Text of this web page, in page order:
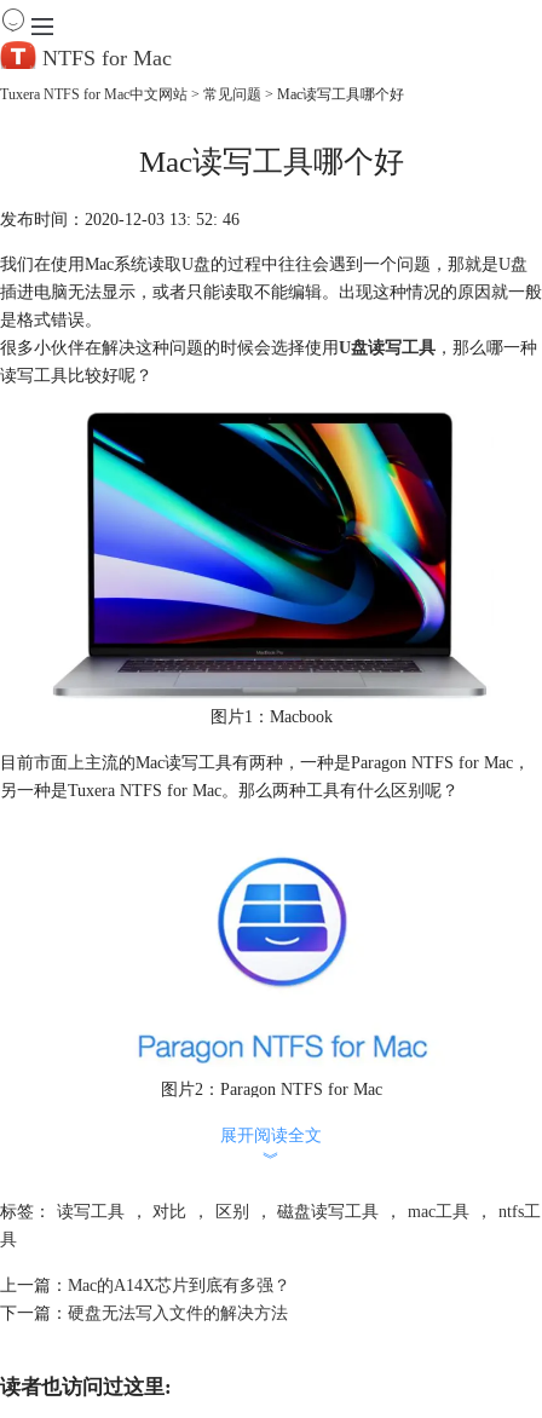
NTFS for Mac
服务中心
购买
Tuxera NTFS for Mac中文网站 > 常见问题 > Mac读写工具哪个好
Mac读写工具哪个好
发布时间：2020-12-03 13: 52: 46
我们在使用Mac系统读取U盘的过程中往往会遇到一个问题，那就是U盘
插进电脑无法显示，或者只能读取不能编辑。出现这种情况的原因就一般
是格式错误。
很多小伙伴在解决这种问题的时候会选择使用U盘读写工具 ，那么哪一种
读写工具比较好呢？
图片1：Macbook
目前市面上主流的Mac读写工具有两种，一种是Paragon NTFS for Mac，
另一种是Tuxera NTFS for Mac。那么两种工具有什么区别呢？
图片2：Paragon NTFS for Mac
首先是Paragon NTFS for Mac软件，它是一款能够在Mac上完全读写NTFS
格式硬盘的软件。当然，作为一款读写软件，它的亮点便是便捷的操作和
展开阅读全文
︾
标签： 读写工具 ， 对比 ， 区别 ， 磁盘读写工具 ， mac工具 ，
ntfs工
具
上一篇： Mac的A14X芯片到底有多强？
下一篇： 硬盘无法写入文件的解决方法
读者也访问过这里: